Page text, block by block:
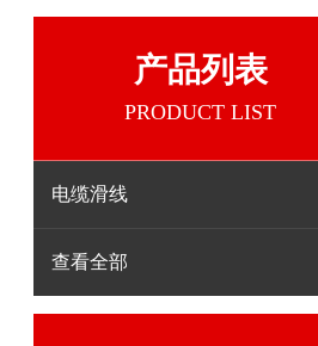
产品列表
PRODUCT LIST
电缆滑线
查看全部